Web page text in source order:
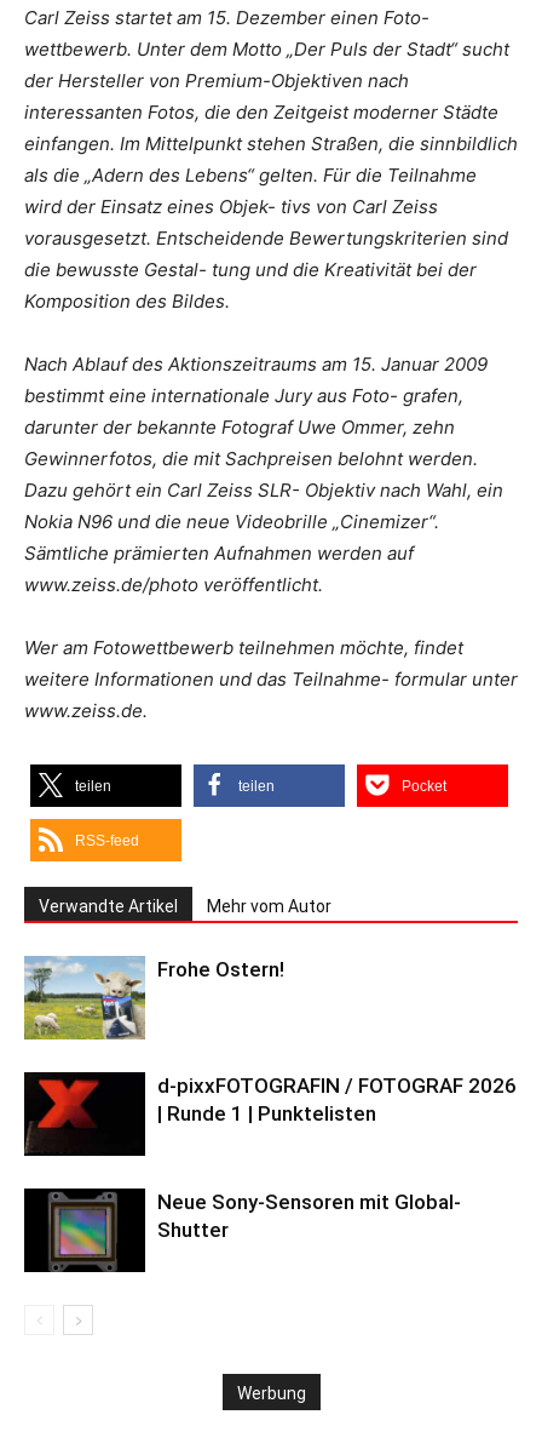
Carl Zeiss startet am 15. Dezember einen Foto-
wettbewerb. Unter dem Motto „Der Puls der Stadt“ sucht
der Hersteller von Premium-Objektiven nach
interessanten Fotos, die den Zeitgeist moderner Städte
einfangen. Im Mittelpunkt stehen Straßen, die sinnbildlich
als die „Adern des Lebens“ gelten. Für die Teilnahme
wird der Einsatz eines Objek- tivs von Carl Zeiss
vorausgesetzt. Entscheidende Bewertungskriterien sind
die bewusste Gestal- tung und die Kreativität bei der
Komposition des Bildes.
Nach Ablauf des Aktionszeitraums am 15. Januar 2009
bestimmt eine internationale Jury aus Foto- grafen,
darunter der bekannte Fotograf Uwe Ommer, zehn
Gewinnerfotos, die mit Sachpreisen belohnt werden.
Dazu gehört ein Carl Zeiss SLR- Objektiv nach Wahl, ein
Nokia N96 und die neue Videobrille „Cinemizer“.
Sämtliche prämierten Aufnahmen werden auf
www.zeiss.de/photo veröffentlicht.
Wer am Fotowettbewerb teilnehmen möchte, findet
weitere Informationen und das Teilnahme- formular unter
www.zeiss.de.
teilen teilen Pocket
RSS-feed
Verwandte Artikel Mehr vom Autor
Frohe Ostern!
d-pixxFOTOGRAFIN / FOTOGRAF 2026
| Runde 1 | Punktelisten
Neue Sony-Sensoren mit Global-
Shutter
Werbung